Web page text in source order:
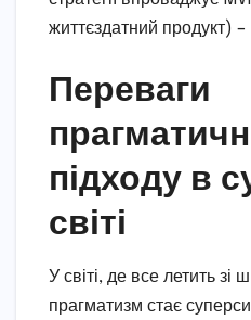
життєздатний продукт) –
Переваги
підходу в
світі
У світі, де все летить зі
прагматизм стає